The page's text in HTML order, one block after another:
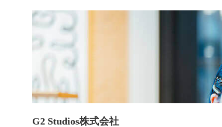
G2 Studios株式会社